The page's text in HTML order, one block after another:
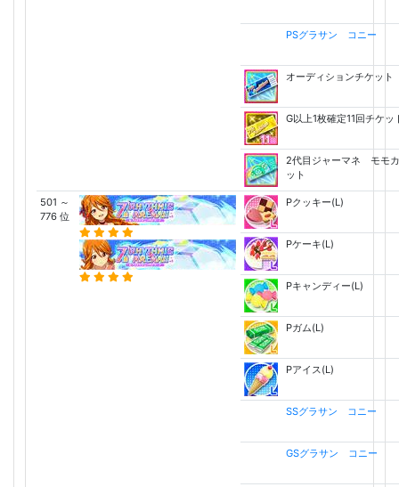
PSグラサン コニー
オーディションチケット
G以上1枚確定11回チケッ
2代目ジャーマネ モモ
ット
501 ～
776 位
Pクッキー(L)
Pケーキ(L)
Pキャンディー(L)
Pガム(L)
Pアイス(L)
SSグラサン コニー
GSグラサン コニー